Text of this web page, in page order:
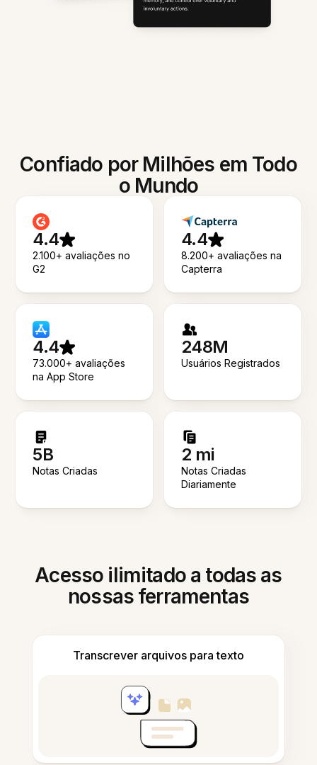
Confiado por Milhões em Todo
o Mundo
4.4
2.100+ avaliações no
G2
4.4
8.200+ avaliações na
Capterra
4.4
73.000+ avaliações
na App Store
248M
Usuários Registrados
5B
Notas Criadas
2 mi
Notas Criadas
Diariamente
Acesso ilimitado a todas as
nossas ferramentas
Transcrever arquivos para texto